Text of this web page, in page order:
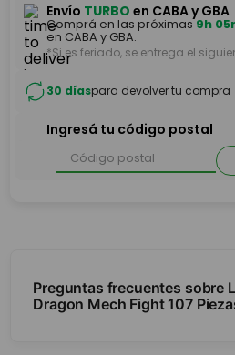
Envío TURBO en CABA y GBA
Comprá en las próximas9h
en CABA y GBA.
*Si es feriado, se entrega el
30 díaspara devolver tu compra
Ingresá tu código postal
Preguntas frecuentes sobre
Dragon Mech Fight 107